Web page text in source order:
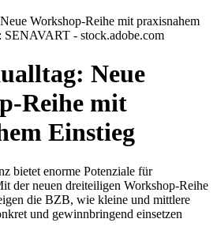
Neue
Reihe mit
Einstieg
bietet enorme Potenziale für
der neuen dreiteiligen Workshop-Reihe
die BZB, wie kleine und mittlere
und gewinnbringend einsetzen